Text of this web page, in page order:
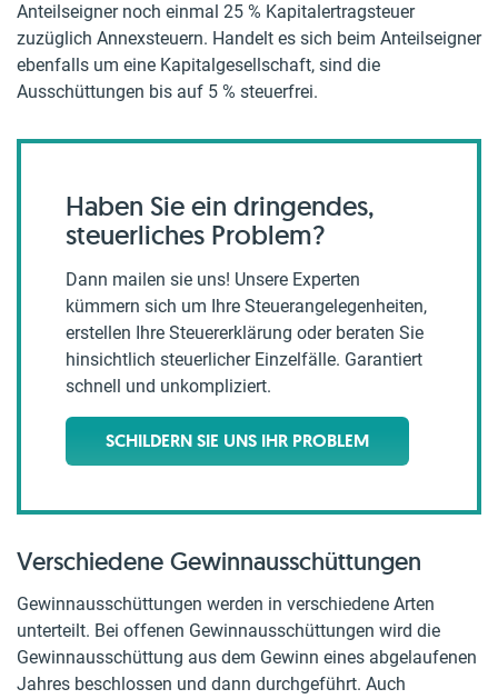
Anteilseigner noch einmal 25 % Kapitalertragsteuer
zuzüglich Annexsteuern. Handelt es sich beim Anteilseigner
ebenfalls um eine Kapitalgesellschaft, sind die
Ausschüttungen bis auf 5 % steuerfrei.
Haben Sie ein dringendes,
steuerliches Problem?
Dann mailen sie uns! Unsere Experten
kümmern sich um Ihre Steuerangelegenheiten,
erstellen Ihre Steuererklärung oder beraten Sie
hinsichtlich steuerlicher Einzelfälle. Garantiert
schnell und unkompliziert.
SCHILDERN SIE UNS IHR PROBLEM
Verschiedene Gewinnausschüttungen
Gewinnausschüttungen werden in verschiedene Arten
unterteilt. Bei offenen Gewinnausschüttungen wird die
Gewinnausschüttung aus dem Gewinn eines abgelaufenen
Jahres beschlossen und dann durchgeführt. Auch